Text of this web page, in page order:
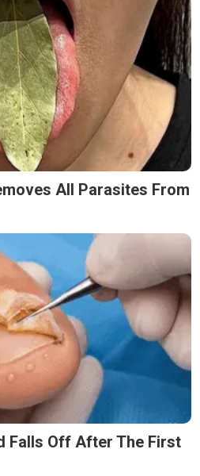
All Parasites From
Falls Off After The First